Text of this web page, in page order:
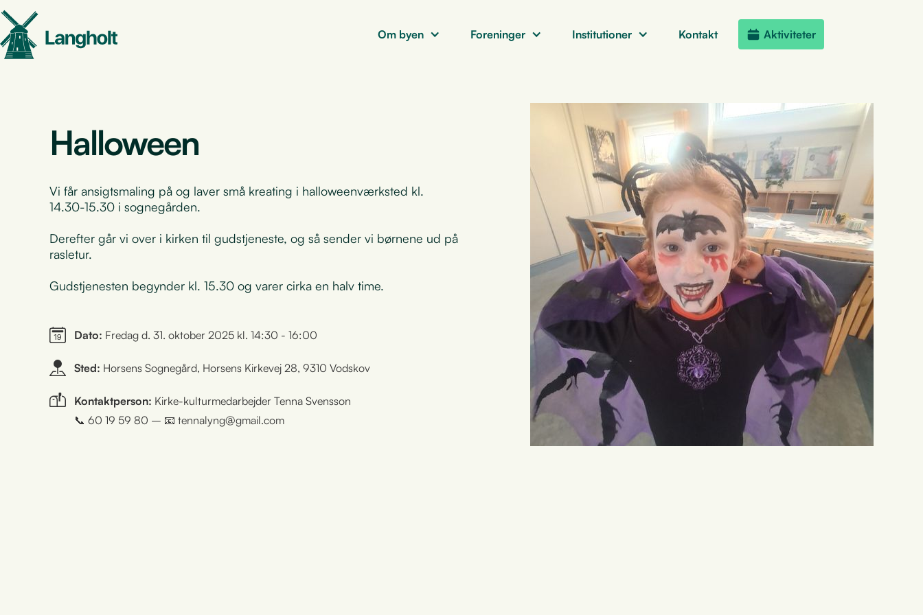
Om byen Foreninger Institutioner Kontakt Aktiviteter
Halloween
Vi får ansigtsmaling på og laver små kreating i halloweenværksted kl.
14.30-15.30 i sognegården.
Derefter går vi over i kirken til gudstjeneste, og så sender vi børnene ud på
rasletur.
Gudstjenesten begynder kl. 15.30 og varer cirka en halv time.
Dato: Fredag d. 31. oktober 2025 kl. 14:30 - 16:00
Sted: Horsens Sognegård, Horsens Kirkevej 28, 9310 Vodskov
Kontaktperson: Kirke-kulturmedarbejder Tenna Svensson
📞 60 19 59 80 – 📧 tennalyng@gmail.com